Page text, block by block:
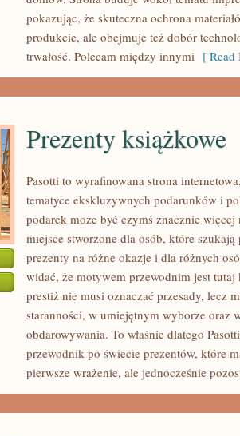
pokazując, że skuteczna ochrona
produkcie, ale obejmuje też dobór
trwałość. Polecam między innymi [ Read
Prezenty książkowe
Pasotti to wyrafinowana strona
tematyce ekskluzywnych podarunków i
podarek może być czymś znacznie
miejsce stworzone dla osób, które
prezenty na różne okazje i dla różnych
widać, że motywem przewodnim jest tutaj
prestiż nie musi oznaczać przesady, lecz
staranności, w umiejętnym wyborze oraz
obdarowywania. To właśnie dlatego
przewodnik po świecie prezentów, które
pierwsze wrażenie, ale jednocześnie